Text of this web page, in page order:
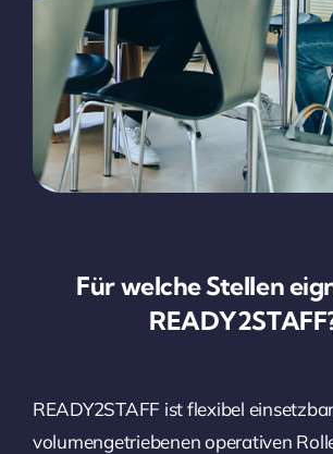
Für welche Stellen
READY2STAFF ist flexibel
volumengetriebenen operativen